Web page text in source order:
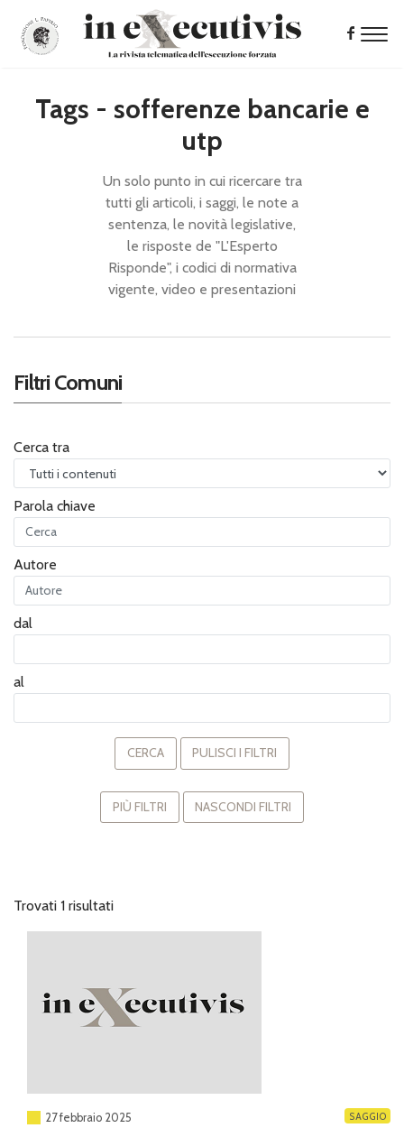
Tags - sofferenze bancarie e
utp
Un solo punto in cui ricercare tra
tutti gli articoli, i saggi, le note a
sentenza, le novità legislative,
le risposte de "L'Esperto
Risponde", i codici di normativa
vigente, video e presentazioni
Filtri Comuni
Cerca tra
Parola chiave
Autore
dal
al
CERCA PULISCI I FILTRI
PIÙ FILTRI NASCONDI FILTRI
Trovati 1 risultati
27 febbraio 2025 SAGGIO